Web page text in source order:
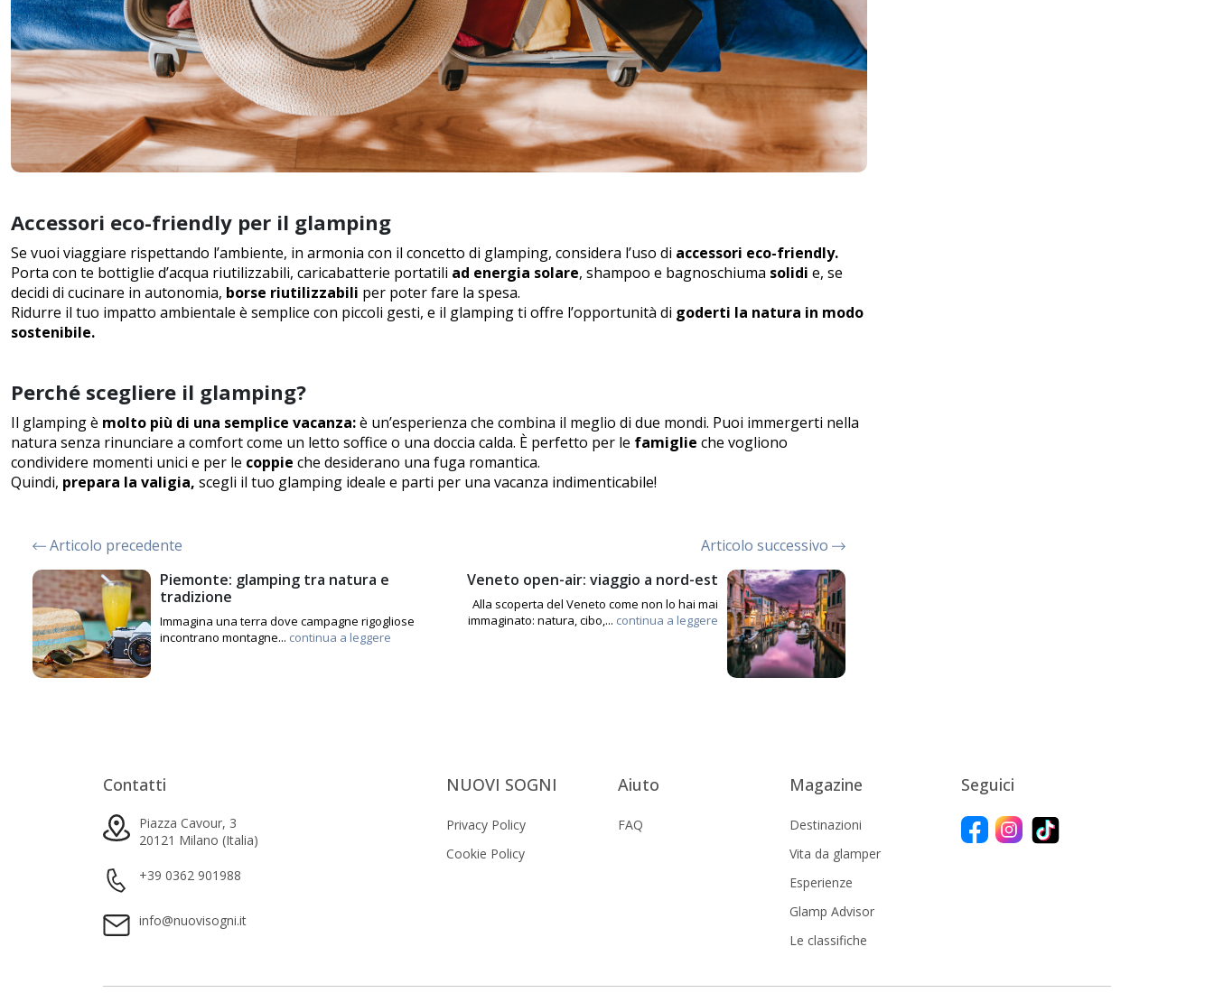
Accessori eco-friendly per il glamping
Se vuoi viaggiare rispettando l’ambiente, in armonia con il concetto di glamping, considera l’uso di accessori eco-friendly.
Porta con te bottiglie d’acqua riutilizzabili, caricabatterie portatili ad energia solare, shampoo e bagnoschiuma solidi e, se
decidi di cucinare in autonomia, borse riutilizzabili per poter fare la spesa.
Ridurre il tuo impatto ambientale è semplice con piccoli gesti, e il glamping ti offre l’opportunità di goderti la natura in modo
sostenibile.
Perché scegliere il glamping?
Il glamping è molto più di una semplice vacanza:è un’esperienza che combina il meglio di due mondi. Puoi immergerti nella
natura senza rinunciare a comfort come un letto soffice o una doccia calda. È perfetto per le famiglie che vogliono
condividere momenti unici e per le coppie che desiderano una fuga romantica.
Quindi, prepara la valigia, scegli il tuo glamping ideale e parti per una vacanza indimenticabile!
Articolo precedente
Piemonte: glamping tra natura e
tradizione
Immagina una terra dove campagne rigogliose
incontrano montagne... continua a leggere
Articolo successivo
Veneto open-air: viaggio a nord-est
Alla scoperta del Veneto come non lo hai mai
immaginato: natura, cibo,... continua a leggere
Contatti
Piazza Cavour, 3
20121 Milano (Italia)
+39 0362 901988
info@nuovisogni.it
NUOVI SOGNI
Privacy Policy
Cookie Policy
Aiuto
FAQ
Magazine
Destinazioni
Vita da glamper
Esperienze
Glamp Advisor
Le classifiche
Seguici